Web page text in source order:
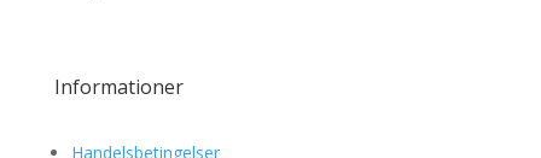
Informationer
Handelsbetingelser